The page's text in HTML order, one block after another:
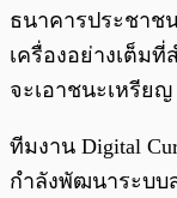
พร้อมเล่น
ธนาคารประชาช
เครื่องอย่างเต็ม
จะเอาชนะเหรียญ
ทีมงาน Digital
กำลังพัฒนาระบบ